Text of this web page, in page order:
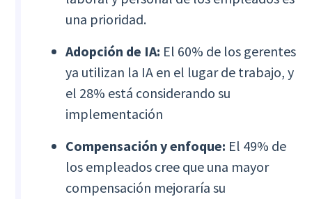
una prioridad.
Adopción de IA: El 60% de los gerentes
ya utilizan la IA en el lugar de trabajo, y
el 28% está considerando su
implementación
Compensación y enfoque: El 49% de
los empleados cree que una mayor
compensación mejoraría su